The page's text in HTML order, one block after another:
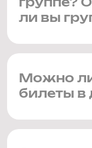
группе?
ли вы
Можно
билеты в